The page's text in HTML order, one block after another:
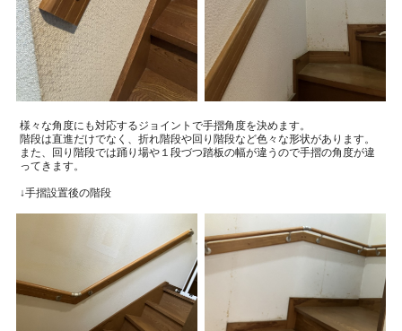
様々な角度にも対応するジョイントで手摺角度を決めます。
階段は直進だけでなく、折れ階段や回り階段など色々な形状があります。
また、回り階段では踊り場や１段づつ踏板の幅が違うので手摺の角度が違
ってきます。
↓手摺設置後の階段